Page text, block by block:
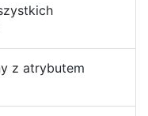
z atrybutem